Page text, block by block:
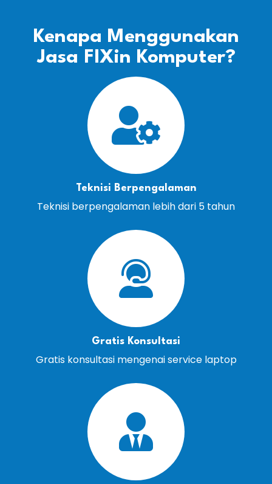
Kenapa Menggunakan
Jasa FIXin Komputer?
Teknisi Berpengalaman
Teknisi berpengalaman lebih dari 5 tahun
Gratis Konsultasi
Gratis konsultasi mengenai service laptop